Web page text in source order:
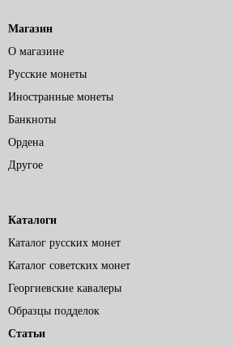
Магазин
О магазине
Русские монеты
Иностранные монеты
Банкноты
Ордена
Другое
Каталоги
Каталог русских монет
Каталог советских монет
Георгиевские кавалеры
Образцы подделок
Статьи